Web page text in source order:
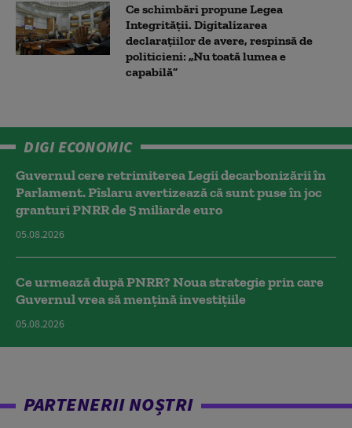
Ce schimbări propune Legea
Integrității. Digitalizarea
declarațiilor de avere, respinsă de
politicieni: „Nu toată lumea e
capabilă”
DIGI ECONOMIC
Guvernul cere retrimiterea Legii decarbonizării în
Parlament. Pîslaru avertizează că sunt puse în joc
granturi PNRR de 5 miliarde euro
05.08.2026
Ce urmează după PNRR? Noua strategie prin care
Guvernul vrea să mențină investițiile
05.08.2026
PARTENERII NOȘTRI